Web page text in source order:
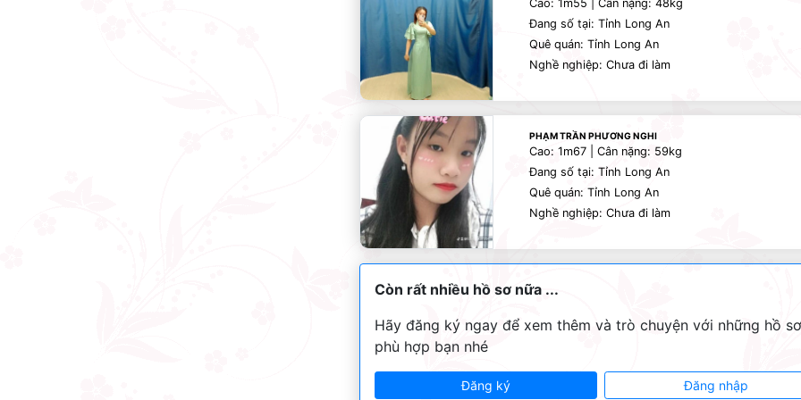
Cao: 1m55 | Cân nặng: 48kg
Đang số tại: Tỉnh Long An
Quê quán: Tỉnh Long An
Nghề nghiệp: Chưa đi làm
PHẠM TRẦN PHƯƠNG NGHI
Cao: 1m67 | Cân nặng: 59kg
Đang số tại: Tỉnh Long An
Quê quán: Tỉnh Long An
Nghề nghiệp: Chưa đi làm
Còn rất nhiều hồ sơ nữa ...
Hãy đăng ký ngay để xem thêm và trò chuyện với những hồ sơ
phù hợp bạn nhé
Đăng ký Đăng nhập